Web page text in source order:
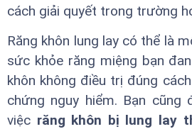
cách giải quyết trong trường
Răng khôn lung lay có thể là
sức khỏe răng miệng bạn
khôn không điều trị đúng
chứng nguy hiểm. Bạn cũng
việc răng khôn bị lung lay